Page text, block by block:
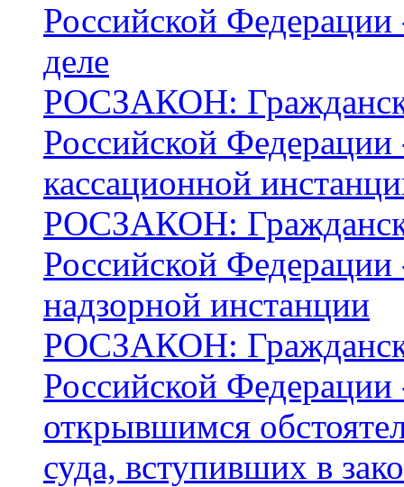
Российской
деле
РОСЗАКОН:
Российской Федерации
кассационной
РОСЗАКОН:
Российской Федерации
надзорной инстанции
РОСЗАКОН:
Российской
открывшимся
суда, вступивших в